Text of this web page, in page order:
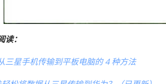
读：
三星手机传输到平板电脑的 4 种方法